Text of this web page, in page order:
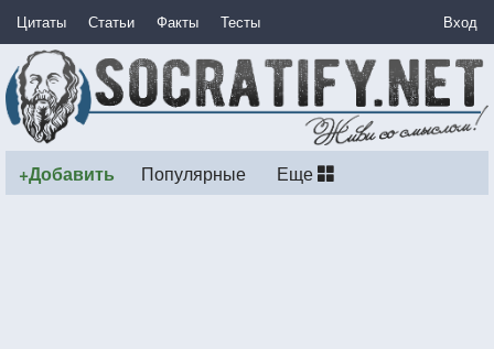
Цитаты Статьи Факты Тесты Вход
+Добавить Популярные Еще